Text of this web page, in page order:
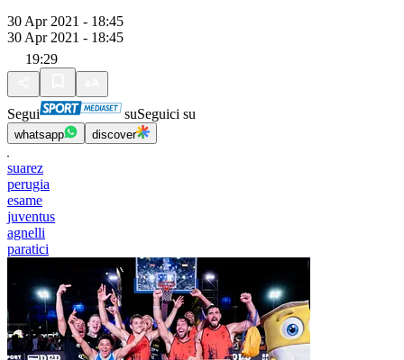
30 Apr 2021 - 18:45
30 Apr 2021 - 18:45
19:29
Segui suSeguici su
whatsapp discover
suarez
perugia
esame
juventus
agnelli
paratici